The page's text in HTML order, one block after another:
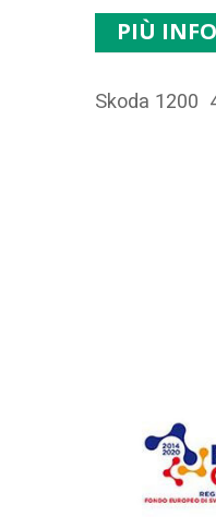
PIÙ
Skoda 1200